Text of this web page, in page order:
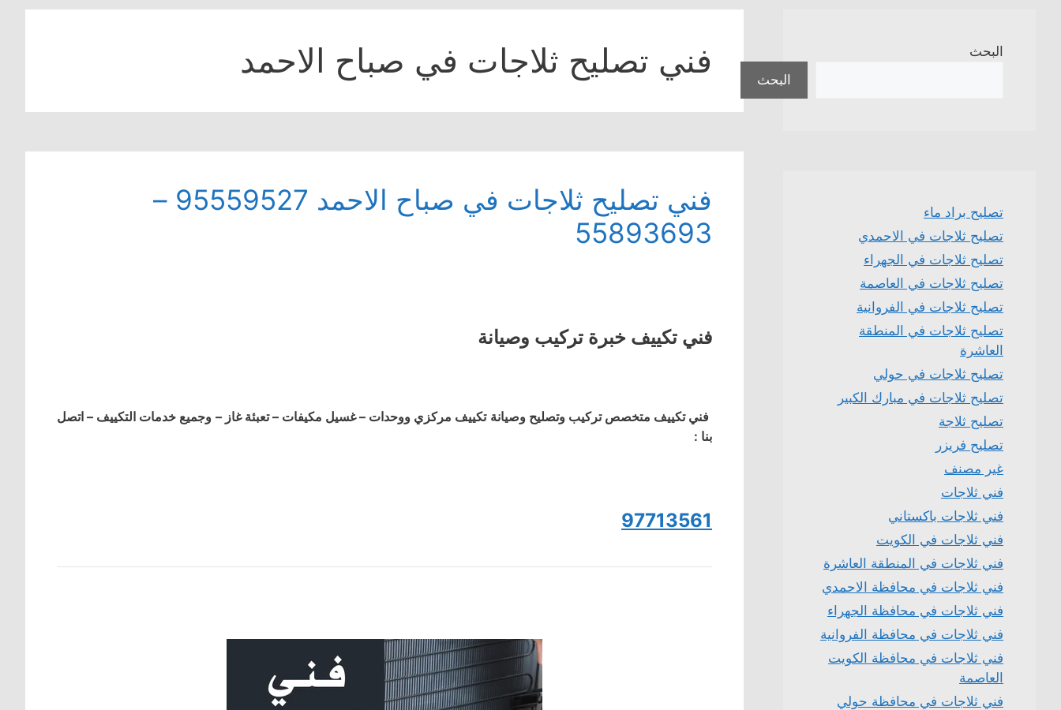
فني تصليح ثلاجات في صباح الاحمد
فني تصليح ثلاجات في صباح الاحمد 95559527 –
55893693
فني تكييف خبرة تركيب وصيانة
فني تكييف متخصص تركيب وتصليح وصيانة تكييف مركزي ووحدات – غسيل مكيفات – تعبئة غاز – وجميع خدمات التكييف – اتصل
بنا :
97713561
البحث
البحث
تصليح براد ماء
تصليح ثلاجات في الاحمدي
تصليح ثلاجات في الجهراء
تصليح ثلاجات في العاصمة
تصليح ثلاجات في الفروانية
تصليح ثلاجات في المنطقة
العاشرة
تصليح ثلاجات في حولي
تصليح ثلاجات في مبارك الكبير
تصليح ثلاجة
تصليح فريزر
غير مصنف
فني ثلاجات
فني ثلاجات باكستاني
فني ثلاجات في الكويت
فني ثلاجات في المنطقة العاشرة
فني ثلاجات في محافظة الاحمدي
فني ثلاجات في محافظة الجهراء
فني ثلاجات في محافظة الفروانية
فني ثلاجات في محافظة الكويت
العاصمة
فني ثلاجات في محافظة حولي